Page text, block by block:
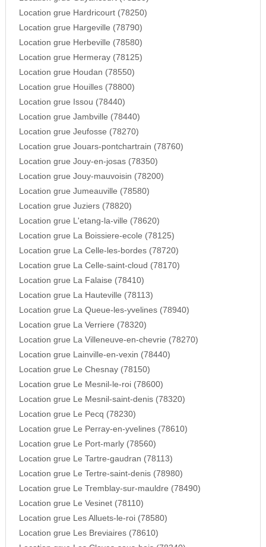
Location grue Hardricourt (78250)
Location grue Hargeville (78790)
Location grue Herbeville (78580)
Location grue Hermeray (78125)
Location grue Houdan (78550)
Location grue Houilles (78800)
Location grue Issou (78440)
Location grue Jambville (78440)
Location grue Jeufosse (78270)
Location grue Jouars-pontchartrain (78760)
Location grue Jouy-en-josas (78350)
Location grue Jouy-mauvoisin (78200)
Location grue Jumeauville (78580)
Location grue Juziers (78820)
Location grue L'etang-la-ville (78620)
Location grue La Boissiere-ecole (78125)
Location grue La Celle-les-bordes (78720)
Location grue La Celle-saint-cloud (78170)
Location grue La Falaise (78410)
Location grue La Hauteville (78113)
Location grue La Queue-les-yvelines (78940)
Location grue La Verriere (78320)
Location grue La Villeneuve-en-chevrie (78270)
Location grue Lainville-en-vexin (78440)
Location grue Le Chesnay (78150)
Location grue Le Mesnil-le-roi (78600)
Location grue Le Mesnil-saint-denis (78320)
Location grue Le Pecq (78230)
Location grue Le Perray-en-yvelines (78610)
Location grue Le Port-marly (78560)
Location grue Le Tartre-gaudran (78113)
Location grue Le Tertre-saint-denis (78980)
Location grue Le Tremblay-sur-mauldre (78490)
Location grue Le Vesinet (78110)
Location grue Les Alluets-le-roi (78580)
Location grue Les Breviaires (78610)